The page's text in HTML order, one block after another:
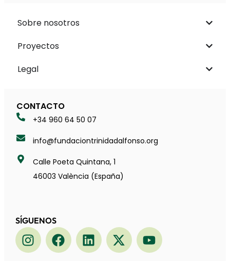
Sobre nosotros
Proyectos
Legal
CONTACTO
+34 960 64 50 07
info@fundaciontrinidadalfonso.org
Calle Poeta Quintana, 1
46003 València (España)
SÍGUENOS